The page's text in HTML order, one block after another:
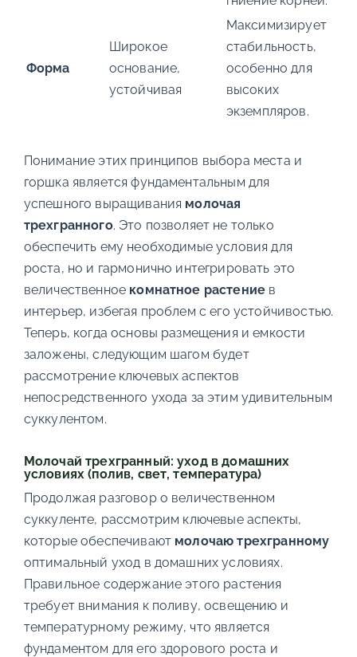
Форма
Широкое
основание,
устойчивая
Максимизирует
стабильность,
особенно для
высоких
экземпляров.
Понимание этих принципов выбора места и
горшка является фундаментальным для
успешного выращивания молочая
трехгранного. Это позволяет не только
обеспечить ему необходимые условия для
роста, но и гармонично интегрировать это
величественное комнатное растение в
интерьер, избегая проблем с его устойчивостью.
Теперь, когда основы размещения и емкости
заложены, следующим шагом будет
рассмотрение ключевых аспектов
непосредственного ухода за этим удивительным
суккулентом.
Молочай трехгранный: уход в домашних
условиях (полив, свет, температура)
Продолжая разговор о величественном
суккуленте, рассмотрим ключевые аспекты,
которые обеспечивают молочаю трехгранному
оптимальный уход в домашних условиях.
Правильное содержание этого растения
требует внимания к поливу, освещению и
температурному режиму, что является
фундаментом для его здорового роста и